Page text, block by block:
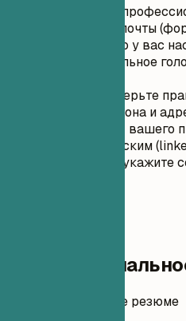
Используйте
электронной почты
Убедитесь, что у вас
профессиональное
Дважды проверьте
номера телефона и
Сделайте URL вашего
пользовательским
Для IT-ролей укажите
Профессиональное резюме